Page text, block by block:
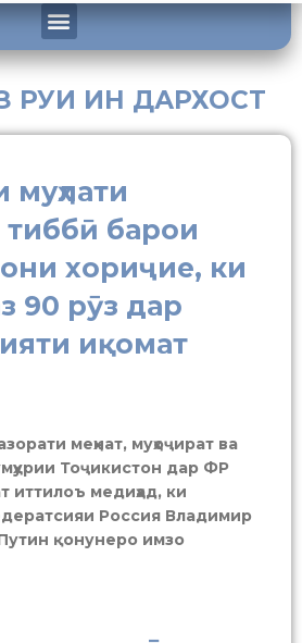
РУИ ИН ДАРХОСТ
муҳлати
барои
хориҷие, ки
90 рӯз дар
иқомат
меҳнат, муҳоҷират ва
Тоҷикистон дар ФР
иттилоъ медиҳад, ки
Россия Владимир
қонунеро имзо